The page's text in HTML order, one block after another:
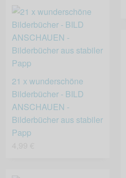
21 x wunderschöne
Bilderbücher - BILD
ANSCHAUEN -
Bilderbücher aus stabiler
Papp